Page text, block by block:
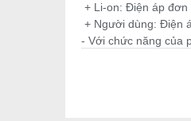
+ Li-on: Điện áp
+ Người dùng: Điện
- Với chức năng của
- Điện áp đầu vào